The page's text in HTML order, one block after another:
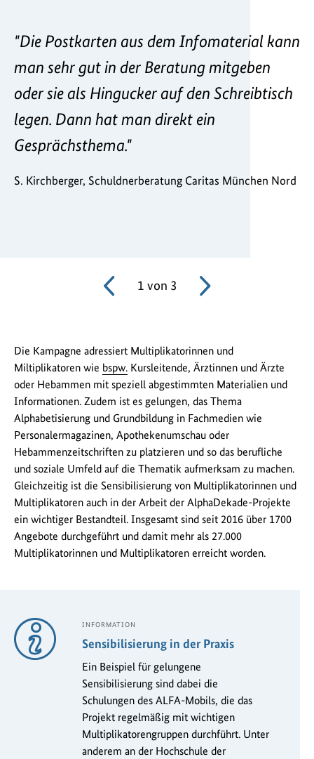
1 von 3
"Die Postkarten aus dem Infomaterial kann
man sehr gut in der Beratung mitgeben
oder sie als Hingucker auf den Schreibtisch
legen. Dann hat man direkt ein
Gesprächsthema."
S. Kirchberger, Schuldnerberatung Caritas München Nord
Die Kampagne adressiert Multiplikatorinnen und
Miltiplikatoren wie bspw. Kursleitende, Ärztinnen und Ärzte
oder Hebammen mit speziell abgestimmten Materialien und
Informationen. Zudem ist es gelungen, das Thema
Alphabetisierung und Grundbildung in Fachmedien wie
Personalermagazinen, Apothekenumschau oder
Hebammenzeitschriften zu platzieren und so das berufliche
und soziale Umfeld auf die Thematik aufmerksam zu machen.
Gleichzeitig ist die Sensibilisierung von Multiplikatorinnen und
Multiplikatoren auch in der Arbeit der AlphaDekade-Projekte
ein wichtiger Bestandteil. Insgesamt sind seit 2016 über 1700
Angebote durchgeführt und damit mehr als 27.000
Multiplikatorinnen und Multiplikatoren erreicht worden.
INFORMATION
Sensibilisierung in der Praxis
Ein Beispiel für gelungene
Sensibilisierung sind dabei die
Schulungen des ALFA-Mobils, die das
Projekt regelmäßig mit wichtigen
Multiplikatorengruppen durchführt. Unter
anderem an der Hochschule der